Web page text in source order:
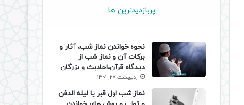
پربازدیدترین ها
نحوه خواندن نماز شب، آثار و
برکات آن و نماز شب از
دیدگاه قرآن،احادیث و بزرگان
اردیبهشت 27, 1401
نماز شب اول قبر یا لیله الدفن